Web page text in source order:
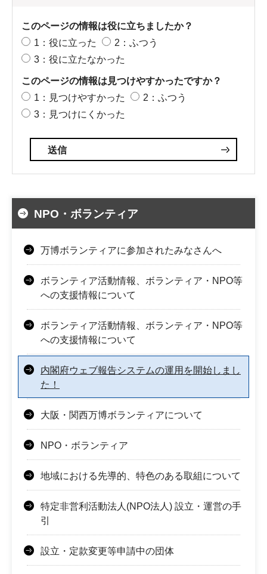
このページの情報は役に立ちましたか？
1：役に立った
2：ふつう
3：役に立たなかった
このページの情報は見つけやすかったですか？
1：見つけやすかった
2：ふつう
3：見つけにくかった
NPO・ボランティア
万博ボランティアに参加されたみなさんへ
ボランティア活動情報、ボランティア・NPO等
への支援情報について
ボランティア活動情報、ボランティア・NPO等
への支援情報について
内閣府ウェブ報告システムの運用を開始しまし
た！
大阪・関西万博ボランティアについて
NPO・ボランティア
地域における先導的、特色のある取組について
特定非営利活動法人(NPO法人) 設立・運営の手
引
設立・定款変更等申請中の団体